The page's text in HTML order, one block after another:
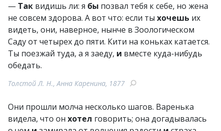
— Так видишь ли: я бы позвал тебя к себе, но жена
не совсем здорова. А вот что: если ты хочешь их
видеть, они, наверное, нынче в Зоологическом
Саду от четырех до пяти. Кити на коньках катается.
Ты поезжай туда, а я заеду, и вместе куда-нибудь
обедать.
Толстой Л. Н., Анна Каренина, 1877
Они прошли молча несколько шагов. Варенька
видела, что он хотел говорить; она догадывалась